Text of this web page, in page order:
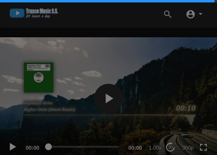
00:00 00:00 1.00x 20 360p
360p
HD
auto